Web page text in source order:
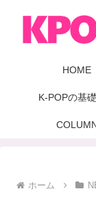
HOME
K-POPの基
ホーム